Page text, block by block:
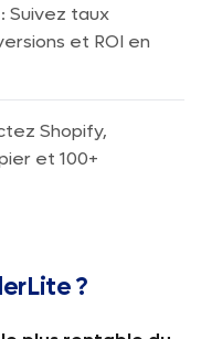
: Suivez taux
et ROI en
Shopify,
et 100+
?